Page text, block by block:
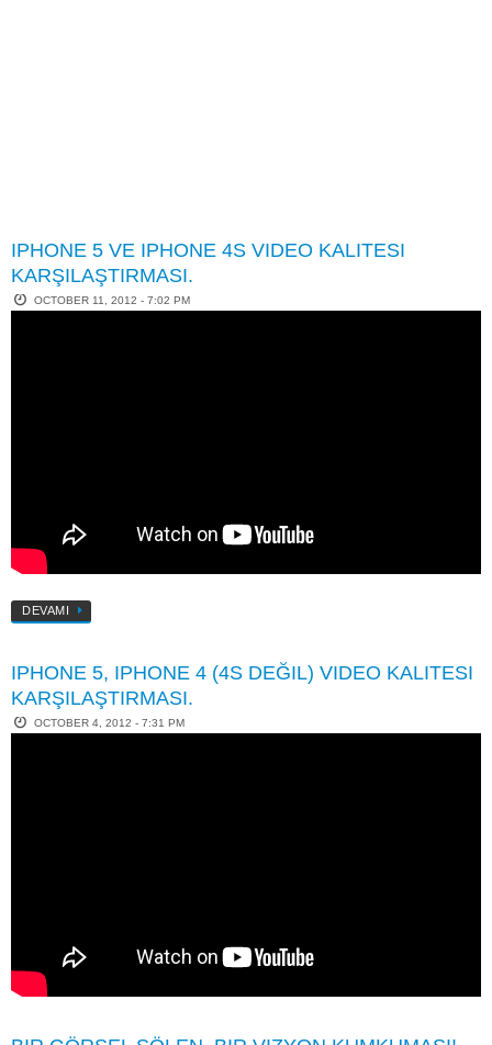
IPHONE 5 VE IPHONE 4S VIDEO KALITESI
KARŞILAŞTIRMASI.
OCTOBER 11, 2012 - 7:02 PM
DEVAMI
IPHONE 5, IPHONE 4 (4S DEĞIL) VIDEO KALITESI
KARŞILAŞTIRMASI.
OCTOBER 4, 2012 - 7:31 PM